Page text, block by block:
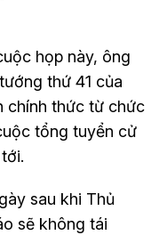
họp này, ông
thứ 41 của
chính thức từ chức
tổng tuyển cử
sau khi Thủ
sẽ không tái